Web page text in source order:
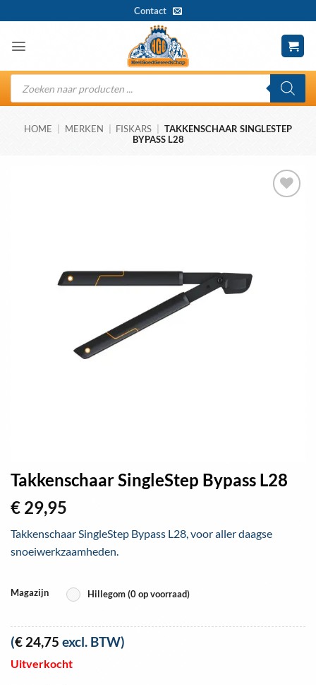
naar
inhoud
Contact
Producten
zoeken
HOME MERKEN FISKARS
TAKKENSCHAAR SINGLESTEP
BYPASS L28
Takkenschaar SingleStep Bypass L28
€ 29,95
Takkenschaar SingleStep Bypass L28, voor aller daagse
snoeiwerkzaamheden.
Magazijn Hillegom (0 op voorraad)
(€ 24,75 excl. BTW)
Uitverkocht